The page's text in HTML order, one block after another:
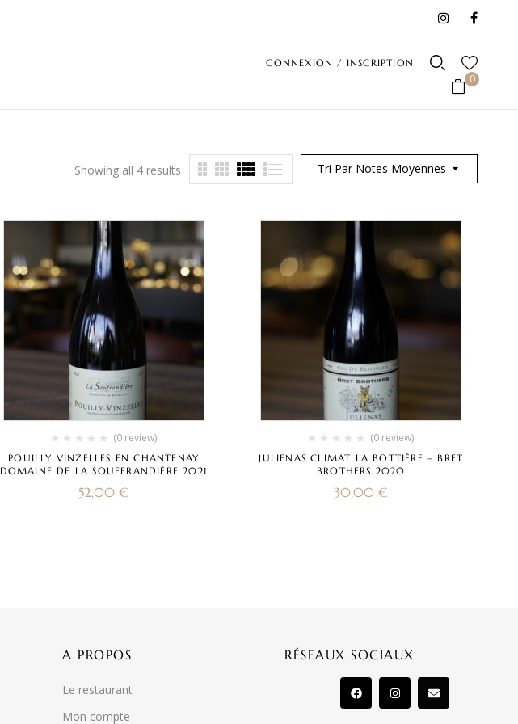
CONNEXION / INSCRIPTION
0
Tri Par Notes Moyennes
Showing all 4 results
(0 review)
POUILLY VINZELLES EN CHANTENAY
DOMAINE DE LA SOUFFRANDIÈRE 2021
52,00€
(0 review)
JULIENAS CLIMAT LA BOTTIÈRE – BRET
BROTHERS 2020
30,00€
A PROPOS
Le restaurant
Mon compte
RÉSEAUX SOCIAUX